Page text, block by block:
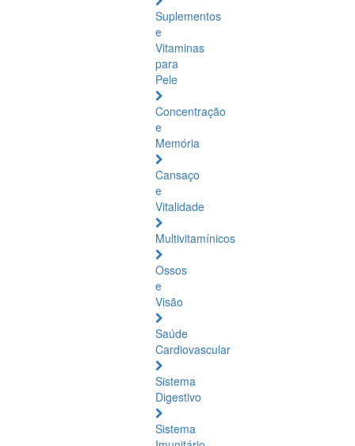
Suplementos
e
Vitaminas
para
Pele
Concentração
e
Memória
Cansaço
e
Vitalidade
Multivitamínicos
Ossos
e
Visão
Saúde
Cardiovascular
Sistema
Digestivo
Sistema